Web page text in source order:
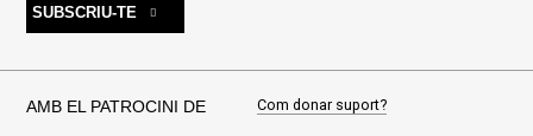
SUBSCRIU-TE
AMB EL PATROCINI DE Com donar suport?